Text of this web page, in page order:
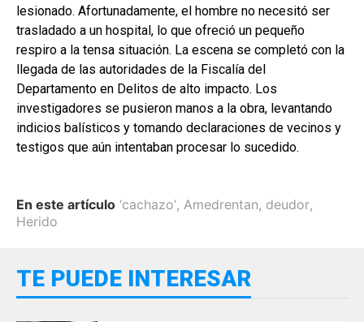
lesionado. Afortunadamente, el hombre no necesitó ser
trasladado a un hospital, lo que ofreció un pequeño
respiro a la tensa situación. La escena se completó con la
llegada de las autoridades de la Fiscalía del
Departamento en Delitos de alto impacto. Los
investigadores se pusieron manos a la obra, levantando
indicios balísticos y tomando declaraciones de vecinos y
testigos que aún intentaban procesar lo sucedido.
En este artículo ‘cachazo’, Amedrentan, deudor,
Herido
TE PUEDE INTERESAR